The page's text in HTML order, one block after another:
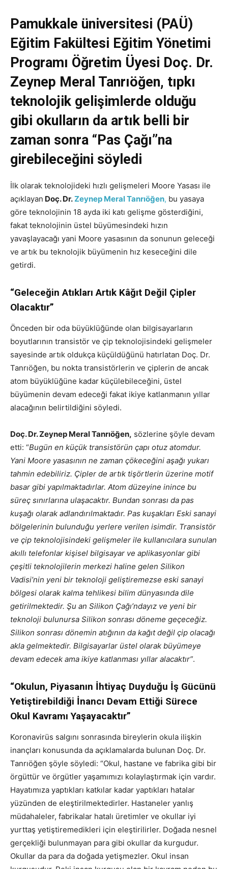
Pamukkale üniversitesi (PAÜ)
Eğitim Fakültesi Eğitim Yönetimi
Programı Öğretim Üyesi Doç. Dr.
Zeynep Meral Tanrıöğen, tıpkı
teknolojik gelişimlerde olduğu
gibi okulların da artık belli bir
zaman sonra “Pas Çağı”na
girebileceğini söyledi
İlk olarak teknolojideki hızlı gelişmeleri Moore Yasası ile
açıklayan Doç. Dr.Zeynep Meral Tanrıöğen, bu yasaya
göre teknolojinin 18 ayda iki katı gelişme gösterdiğini,
fakat teknolojinin üstel büyümesindeki hızın
yavaşlayacağı yani Moore yasasının da sonunun geleceği
ve artık bu teknolojik büyümenin hız keseceğini dile
getirdi.
“Geleceğin Atıkları Artık Kâğıt Değil Çipler
Olacaktır”
Önceden bir oda büyüklüğünde olan bilgisayarların
boyutlarının transistör ve çip teknolojisindeki gelişmeler
sayesinde artık oldukça küçüldüğünü hatırlatan Doç. Dr.
Tanrıöğen, bu nokta transistörlerin ve çiplerin de ancak
atom büyüklüğüne kadar küçülebileceğini, üstel
büyümenin devam edeceği fakat ikiye katlanmanın yıllar
alacağının belirtildiğini söyledi.
Doç. Dr. Zeynep Meral Tanrıöğen, sözlerine şöyle devam
etti: “Bugün en küçük transistörün çapı otuz atomdur.
Yani Moore yasasının ne zaman çökeceğini aşağı yukarı
tahmin edebiliriz. Çipler de artık tişörtlerin üzerine motif
basar gibi yapılmaktadırlar. Atom düzeyine inince bu
süreç sınırlarına ulaşacaktır. Bundan sonrası da pas
kuşağı olarak adlandırılmaktadır. Pas kuşakları Eski sanayi
bölgelerinin bulunduğu yerlere verilen isimdir. Transistör
ve çip teknolojisindeki gelişmeler ile kullanıcılara sunulan
akıllı telefonlar kişisel bilgisayar ve aplikasyonlar gibi
çeşitli teknolojilerin merkezi haline gelen Silikon
Vadisi’nin yeni bir teknoloji geliştiremezse eski sanayi
bölgesi olarak kalma tehlikesi bilim dünyasında dile
getirilmektedir. Şu an Silikon Çağı’ndayız ve yeni bir
teknoloji bulunursa Silikon sonrası döneme geçeceğiz.
Silikon sonrası dönemin atığının da kağıt değil çip olacağı
akla gelmektedir. Bilgisayarlar üstel olarak büyümeye
devam edecek ama ikiye katlanması yıllar alacaktır”.
“Okulun, Piyasanın İhtiyaç Duyduğu İş Gücünü
Yetiştirebildiği İnancı Devam Ettiği Sürece
Okul Kavramı Yaşayacaktır”
Koronavirüs salgını sonrasında bireylerin okula ilişkin
inançları konusunda da açıklamalarda bulunan Doç. Dr.
Tanrıöğen şöyle söyledi: “Okul, hastane ve fabrika gibi bir
örgüttür ve örgütler yaşamımızı kolaylaştırmak için vardır.
Hayatımıza yaptıkları katkılar kadar yaptıkları hatalar
yüzünden de eleştirilmektedirler. Hastaneler yanlış
müdahaleler, fabrikalar hatalı üretimler ve okullar iyi
yurttaş yetiştiremedikleri için eleştirilirler. Doğada nesnel
gerçekliği bulunmayan para gibi okullar da kurgudur.
Okullar da para da doğada yetişmezler. Okul insan